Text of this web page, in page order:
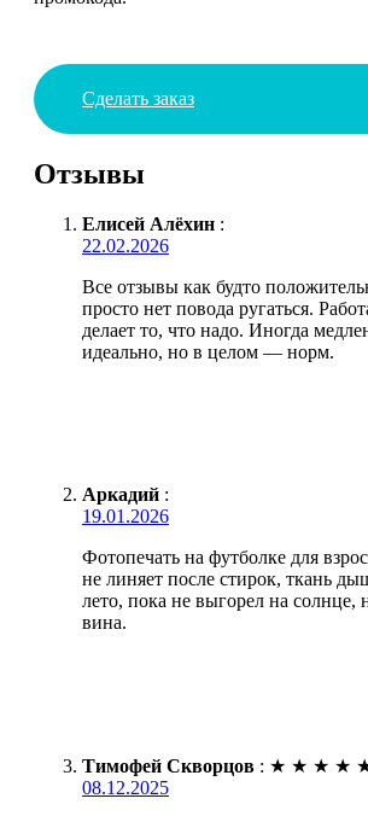
Сделать заказ
Отзывы
Елисей Алёхин :
22.02.2026
Все отзывы как будто
просто нет повода ругаться.
делает то, что надо. Иногда
идеально, но в целом — норм.
Аркадий :
19.01.2026
Фотопечать на футболке для
не линяет после стирок, ткань
лето, пока не выгорел на солнце,
вина.
Тимофей Скворцов : ★ ★ ★ ★
08.12.2025